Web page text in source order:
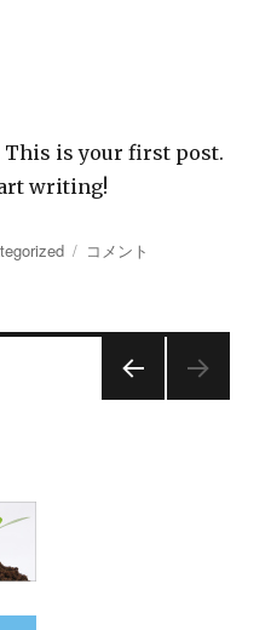
豪
ン
へ…
This is your first post.
writing!
Hello
コメント